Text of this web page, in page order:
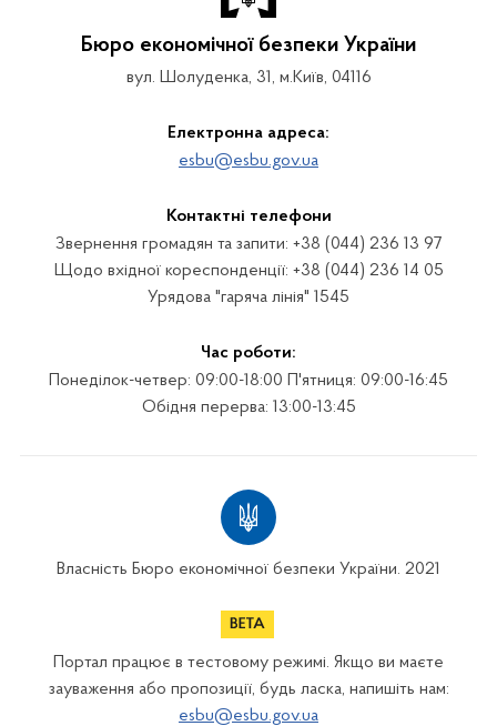
Бюро економічної безпеки України
вул. Шолуденка, 31, м.Київ, 04116
Електронна адреса:
esbu@esbu.gov.ua
Контактні телефони
Звернення громадян та запити: +38 (044) 236 13 97
Щодо вхідної кореспонденції: +38 (044) 236 14 05
Урядова "гаряча лінія" 1545
Час роботи:
Понеділок-четвер: 09:00-18:00 П'ятниця: 09:00-16:45
Обідня перерва: 13:00-13:45
Власність Бюро економічної безпеки України. 2021
Портал працює в тестовому режимі. Якщо ви маєте
зауваження або пропозиції, будь ласка, напишіть нам:
esbu@esbu.gov.ua